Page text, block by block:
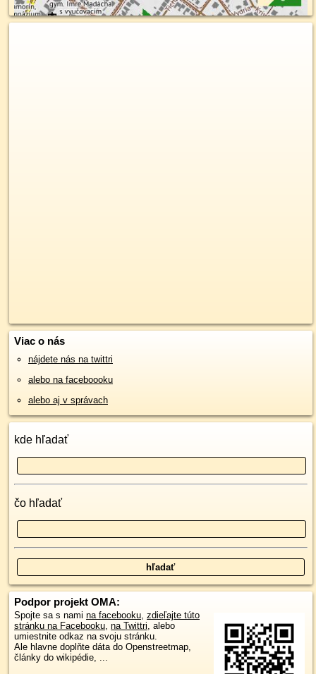
Viac o nás
nájdete nás na twittri
alebo na faceboooku
alebo aj v správach
kde hľadať
čo hľadať
Podpor projekt OMA:
Spojte sa s nami na facebooku, zdieľajte túto
stránku na Facebooku, na Twittri, alebo
umiestnite odkaz na svoju stránku.
Ale hlavne doplňte dáta do Openstreetmap,
články do wikipédie, ...